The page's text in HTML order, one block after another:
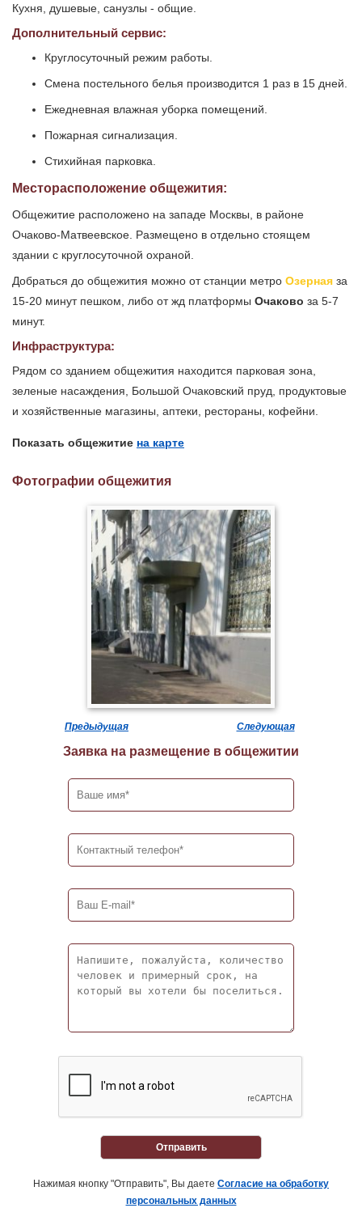
Кухня, душевые, санузлы - общие.
Дополнительный сервис:
Круглосуточный режим работы.
Смена постельного белья производится 1 раз в 15 дней.
Ежедневная влажная уборка помещений.
Пожарная сигнализация.
Стихийная парковка.
Месторасположение общежития:
Общежитие расположено на западе Москвы, в районе
Очаково-Матвеевское. Размещено в отдельно стоящем
здании с круглосуточной охраной.
Добраться до общежития можно от станции метро Озерная за
15-20 минут пешком, либо от жд платформы Очаково за 5-7
минут.
Инфраструктура:
Рядом со зданием общежития находится парковая зона,
зеленые насаждения, Большой Очаковский пруд, продуктовые
и хозяйственные магазины, аптеки, рестораны, кофейни.
Показать общежитие на карте
Фотографии общежития
Предыдущая Следующая
Заявка на размещение в общежитии
Отправить
Нажимая кнопку "Отправить", Вы даете Согласие на обработку
персональных данных